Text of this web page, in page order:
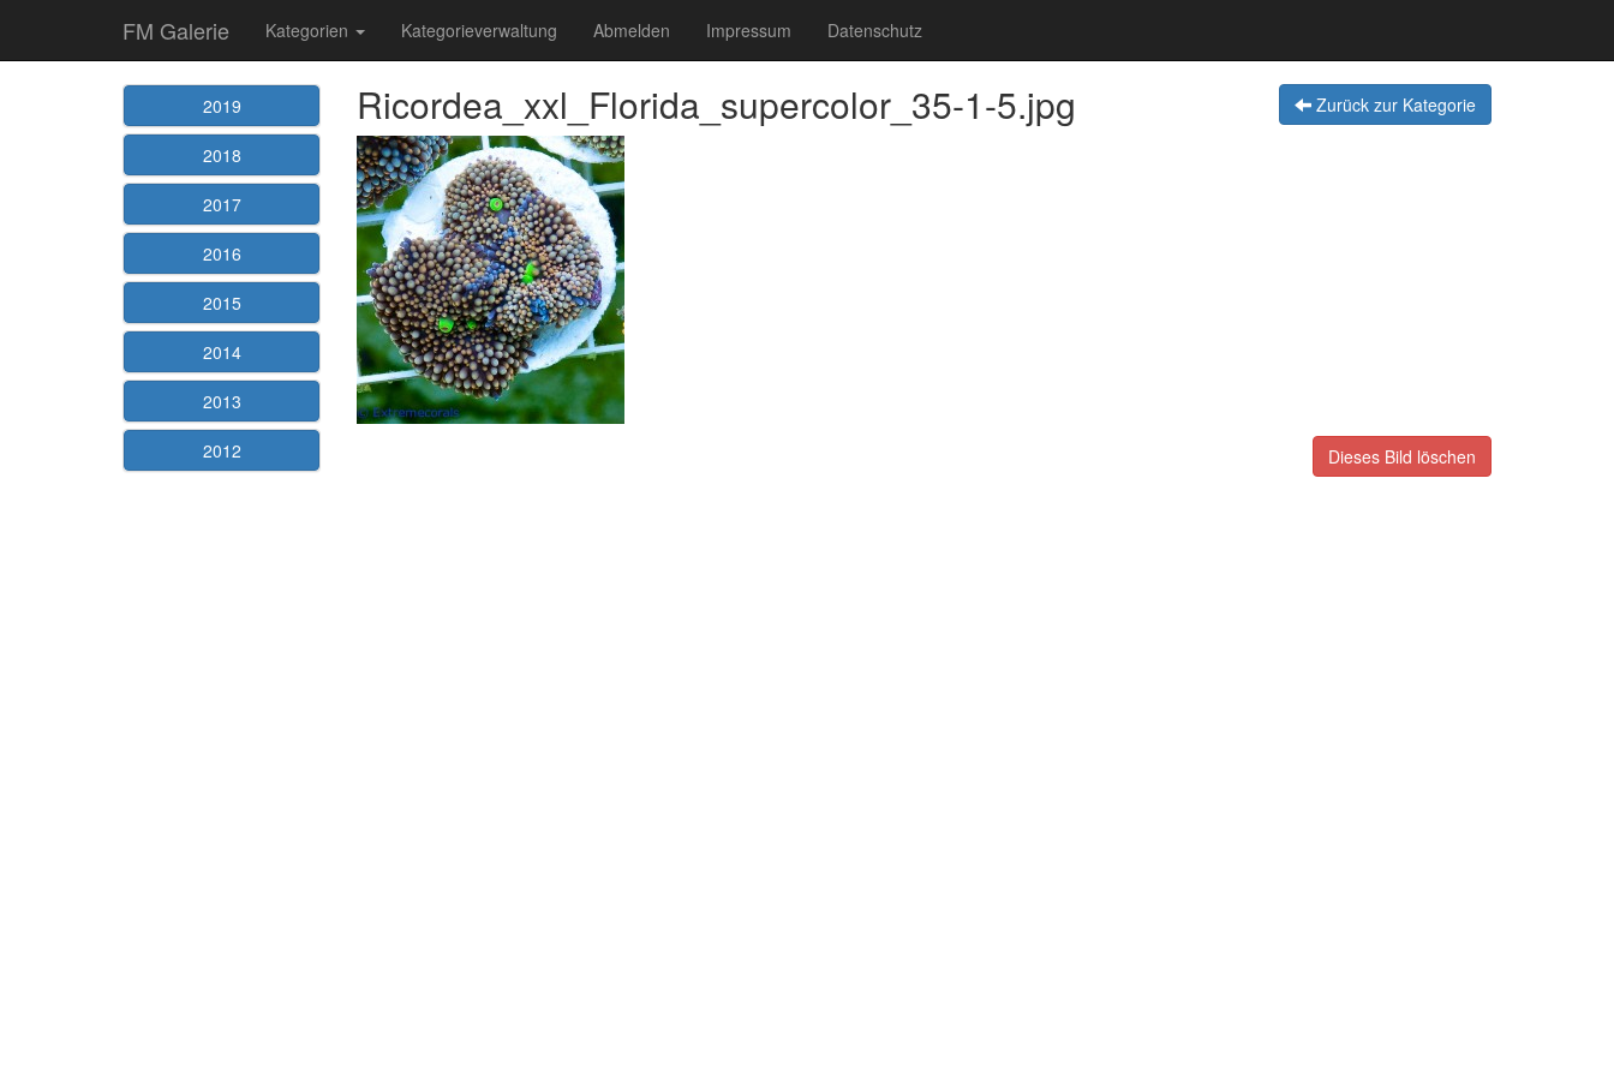
FM Galerie Kategorien Kategorieverwaltung Abmelden Impressum Datenschutz
2019
2018
2017
2016
2015
2014
2013
2012
Ricordea_xxl_Florida_supercolor_35-1-5.jpg Zurück zur Kategorie